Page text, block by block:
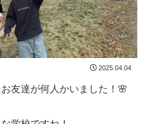
2025.04.04
友達が何人かいました！🌸